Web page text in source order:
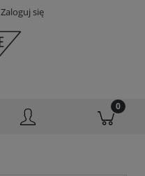
Zaloguj się